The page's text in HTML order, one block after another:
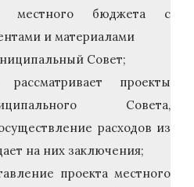
местного бюджета с
и материалами
Совет;
проекты
Совета,
расходов из
на них заключения;
проекта местного